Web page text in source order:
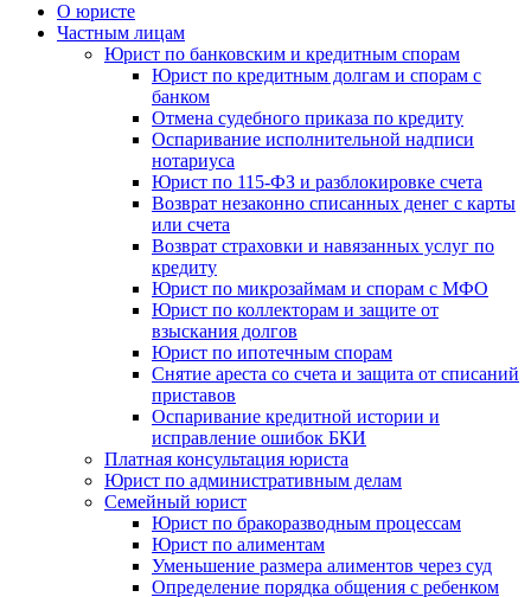
О юристе
Частным лицам
Юрист по банковским и кредитным спорам
Юрист по кредитным долгам и спорам с
банком
Отмена судебного приказа по кредиту
Оспаривание исполнительной надписи
нотариуса
Юрист по 115-ФЗ и разблокировке счета
Возврат незаконно списанных денег с карты
или счета
Возврат страховки и навязанных услуг по
кредиту
Юрист по микрозаймам и спорам с МФО
Юрист по коллекторам и защите от
взыскания долгов
Юрист по ипотечным спорам
Снятие ареста со счета и защита от списаний
приставов
Оспаривание кредитной истории и
исправление ошибок БКИ
Платная консультация юриста
Юрист по административным делам
Семейный юрист
Юрист по бракоразводным процессам
Юрист по алиментам
Уменьшение размера алиментов через суд
Определение порядка общения с ребенком